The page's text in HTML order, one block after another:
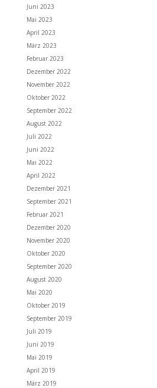
Juni 2023
Mai 2023
April 2023
März 2023
Februar 2023
Dezember 2022
November 2022
Oktober 2022
September 2022
August 2022
Juli 2022
Juni 2022
Mai 2022
April 2022
Dezember 2021
September 2021
Februar 2021
Dezember 2020
November 2020
Oktober 2020
September 2020
August 2020
Mai 2020
Oktober 2019
September 2019
Juli 2019
Juni 2019
Mai 2019
April 2019
März 2019